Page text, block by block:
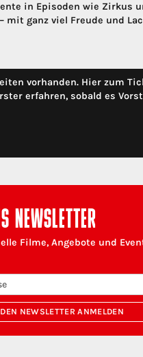
in Episoden wie Zirkus
mit ganz viel Freude und
vorhanden. Hier zum
erfahren, sobald es
NEWSLETTER
Filme, Angebote und
NEWSLETTER ANMELDEN